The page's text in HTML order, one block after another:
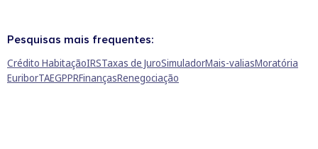
Pesquisas mais frequentes:
Crédito HabitaçãoIRSTaxas de JuroSimuladorMais-valiasMoratória
EuriborTAEGPPRFinançasRenegociação